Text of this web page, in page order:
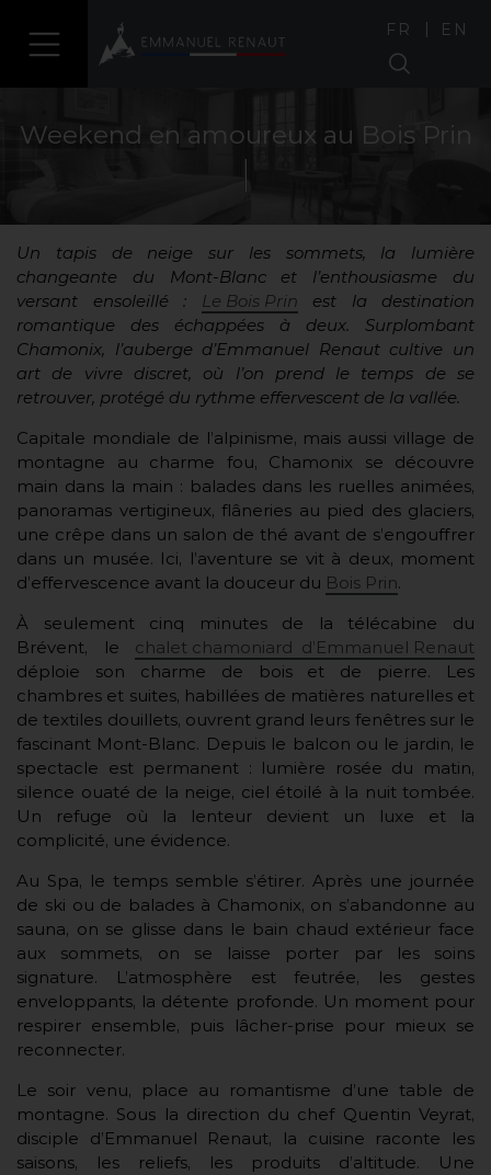
FR | EN
Weekend en amoureux au Bois Prin
Un tapis de neige sur les sommets, la lumière
changeante du Mont-Blanc et l’enthousiasme du
versant ensoleillé : Le Bois Prin est la destination
romantique des échappées à deux. Surplombant
Chamonix, l’auberge d’Emmanuel Renaut cultive un
art de vivre discret, où l’on prend le temps de se
retrouver, protégé du rythme effervescent de la vallée.
Capitale mondiale de l’alpinisme, mais aussi village de
montagne au charme fou, Chamonix se découvre
main dans la main : balades dans les ruelles animées,
panoramas vertigineux, flâneries au pied des glaciers,
une crêpe dans un salon de thé avant de s’engouffrer
dans un musée. Ici, l’aventure se vit à deux, moment
d’effervescence avant la douceur du Bois Prin.
À seulement cinq minutes de la télécabine du
Brévent, le chalet chamoniard d’Emmanuel Renaut
déploie son charme de bois et de pierre. Les
chambres et suites, habillées de matières naturelles et
de textiles douillets, ouvrent grand leurs fenêtres sur le
fascinant Mont-Blanc. Depuis le balcon ou le jardin, le
spectacle est permanent : lumière rosée du matin,
silence ouaté de la neige, ciel étoilé à la nuit tombée.
Un refuge où la lenteur devient un luxe et la
complicité, une évidence.
Au Spa, le temps semble s’étirer. Après une journée
de ski ou de balades à Chamonix, on s’abandonne au
sauna, on se glisse dans le bain chaud extérieur face
aux sommets, on se laisse porter par les soins
signature. L’atmosphère est feutrée, les gestes
enveloppants, la détente profonde. Un moment pour
respirer ensemble, puis lâcher-prise pour mieux se
reconnecter.
Le soir venu, place au romantisme d’une table de
montagne. Sous la direction du chef Quentin Veyrat,
disciple d’Emmanuel Renaut, la cuisine raconte les
saisons, les reliefs, les produits d’altitude. Une